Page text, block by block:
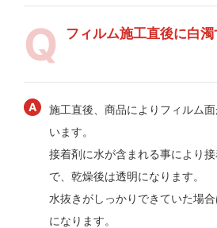
フィルム施工直後に白濁
施工直後、商品によりフィルム
います。
接着剤に水が含まれる事により
で、乾燥後は透明になります。
水抜きがしっかりできていた場
になります。